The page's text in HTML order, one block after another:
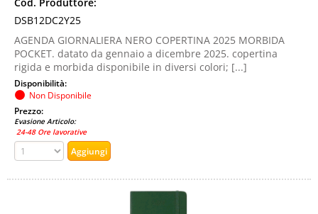
DSB12DC2Y25
AGENDA GIORNALIERA NERO COPERTINA 2025 MORBIDA
POCKET. datato da gennaio a dicembre 2025. copertina
rigida e morbida disponibile in diversi colori; [...]
Disponibilità:
Non Disponibile
Prezzo:
Evasione Articolo:
24-48 Ore lavorative